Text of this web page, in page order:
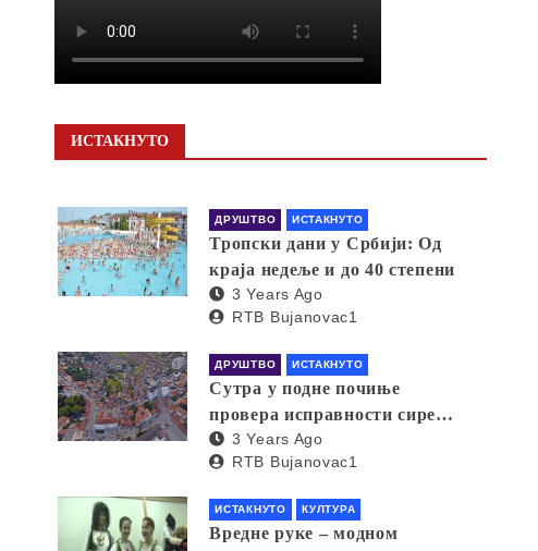
ИСТАКНУТО
ДРУШТВО ИСТАКНУТО
Тропски дани у Србији: Од
краја недеље и до 40 степени
3 Years Ago
RTB Bujanovac1
ДРУШТВО ИСТАКНУТО
Сутра у подне почиње
провера исправности сирена
за узбуњивање
3 Years Ago
RTB Bujanovac1
ИСТАКНУТО КУЛТУРА
Вредне руке – модном